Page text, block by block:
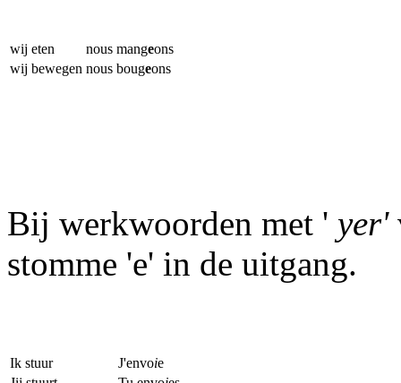
wij eten nous mangeons
wij bewegen nous bougeons
Bij werkwoorden met ' yer'
stomme 'e' in de uitgang.
Ik stuur J'envoie